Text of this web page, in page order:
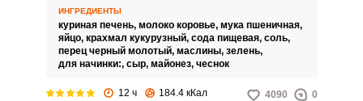
интересную подачу.
ИНГРЕДИЕНТЫ
куриная печень, молоко коровье, мука пшеничная,
яйцо, крахмал кукурузный, сода пищевая, соль,
перец черный молотый, маслины, зелень,
для начинки:, сыр, майонез, чеснок
12 ч 184.4 кКал 4090 0